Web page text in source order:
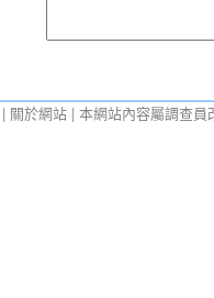
| 關於網站 | 本網站內容屬調查